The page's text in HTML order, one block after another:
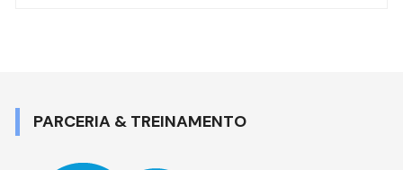
PARCERIA & TREINAMENTO